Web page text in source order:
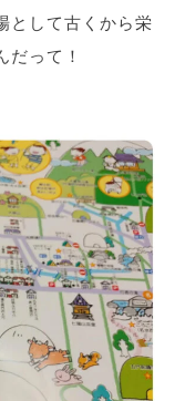
として古くから栄
だって！